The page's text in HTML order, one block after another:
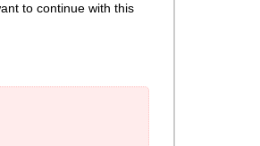
to continue with this